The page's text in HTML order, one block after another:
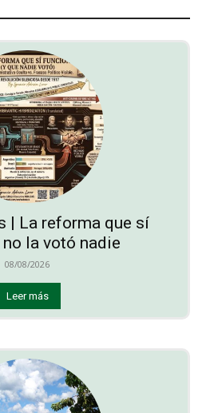
| La reforma que sí
la votó nadie
08/08/2026
Leer más